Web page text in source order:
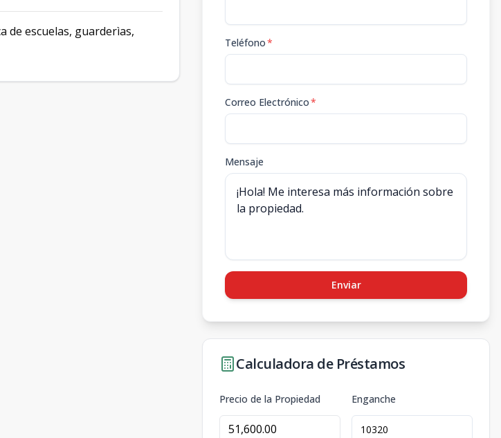
de escuelas, guarderìas,
Teléfono*
Correo Electrónico*
Mensaje
Enviar
Calculadora de Préstamos
Precio de la Propiedad Enganche